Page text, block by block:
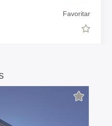
Favoritar